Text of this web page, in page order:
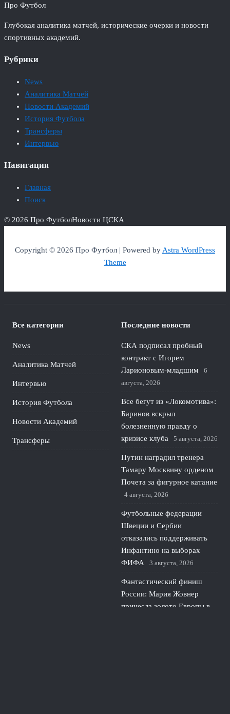
Про Футбол
Глубокая аналитика матчей, исторические очерки и новости
спортивных академий.
Рубрики
News
Аналитика Матчей
Новости Академий
История Футбола
Трансферы
Интервью
Навигация
Главная
Поиск
© 2026 Про ФутболНовости ЦСКА
Copyright © 2026 Про Футбол | Powered byAstra WordPress
Theme
Все категории
News
Аналитика Матчей
Интервью
История Футбола
Новости Академий
Трансферы
Последние новости
СКА подписал пробный
контракт с Игорем
Ларионовым‑младшим
6
августа, 2026
Все бегут из «Локомотива»:
Баринов вскрыл
болезненную правду о
кризисе клуба
5 августа, 2026
Путин наградил тренера
Тамару Москвину орденом
Почета за фигурное катание
4 августа, 2026
Футбольные федерации
Швеции и Сербии
отказались поддерживать
Инфантино на выборах
ФИФА
3 августа, 2026
Фантастический финиш
России: Мария Жовнер
принесла золото Европы в